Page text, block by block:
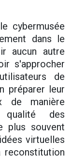
cybermusée
dans le
aucun autre
s'approcher
de
préparer leur
de manière
des
plus souvent
virtuelles